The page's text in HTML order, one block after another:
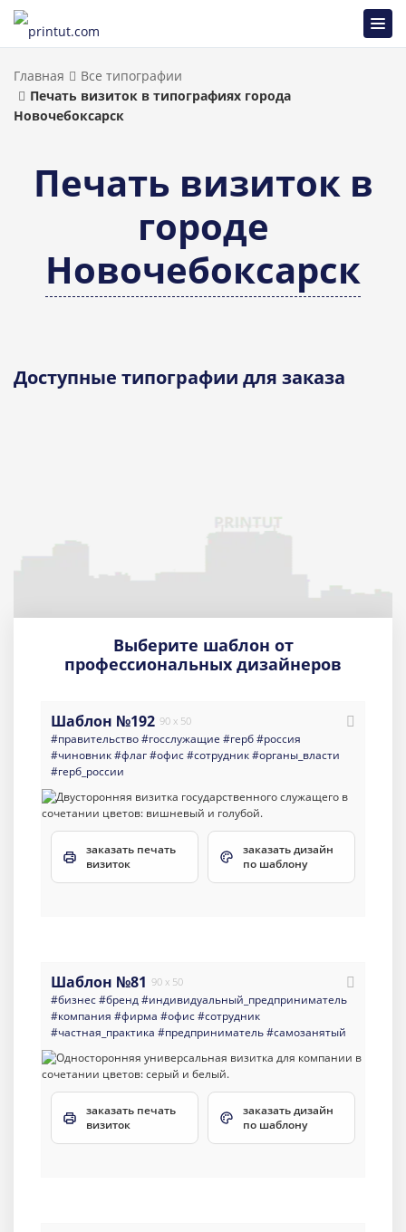
Главная
Все типографии
Печать визиток в типографиях города
Новочебоксарск
Печать визиток в
городе
Новочебоксарск
Доступные типографии для заказа
Выберите шаблон от
профессиональных дизайнеров
Шаблон №192 90 x 50
#правительство#госслужащие #герб#россия
#чиновник#флаг#офис#сотрудник#органы_власти
#герб_россии
заказать печать
визиток
заказать дизайн
по шаблону
Шаблон №81 90 x 50
#бизнес#бренд#индивидуальный_предприниматель
#компания #фирма #офис#сотрудник
#частная_практика #предприниматель#самозанятый
заказать печать
визиток
заказать дизайн
по шаблону